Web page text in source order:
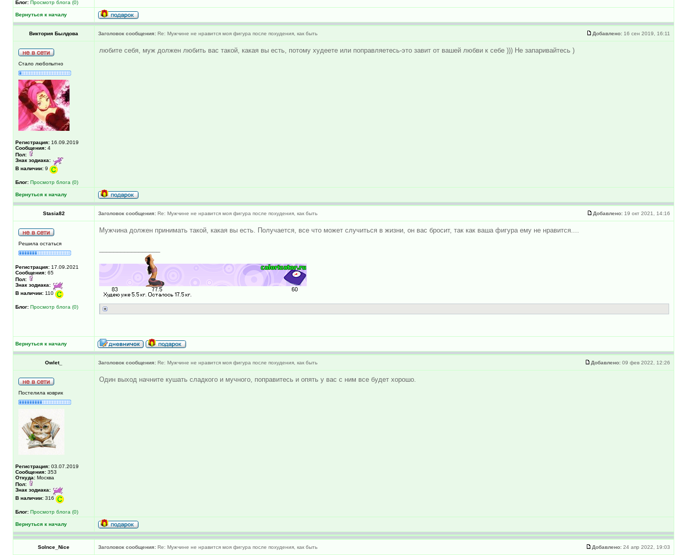
Блог: Просмотр блога (0)
Вернуться к началу
Виктория Былдова Заголовок сообщения: Re: Мужчине не нравится моя фигура после похудения, как быть Добавлено: 16 сен 2019, 16:11
Стало любопытно
Регистрация: 16.09.2019
Сообщения: 4
Пол:
Знак зодиака:
В наличии: 9
Блог: Просмотр блога (0)
любите себя, муж должен любить вас такой, какая вы есть, потому худеете или поправляетесь-это завит от вашей любви к себе ))) Не запаривайтесь )
Вернуться к началу
Stasia82 Заголовок сообщения: Re: Мужчине не нравится моя фигура после похудения, как быть Добавлено: 19 окт 2021, 14:16
Решила остаться
Регистрация: 17.09.2021
Сообщения: 65
Пол:
Знак зодиака:
В наличии: 110
Блог: Просмотр блога (0)
Мужчина должен принимать такой, какая вы есть. Получается, все что может случиться в жизни, он вас бросит, так как ваша фигура ему не нравится....
Вернуться к началу
Оwlet_ Заголовок сообщения: Re: Мужчине не нравится моя фигура после похудения, как быть Добавлено: 09 фев 2022, 12:26
Постелила коврик
Регистрация: 03.07.2019
Сообщения: 353
Откуда: Москва
Пол:
Знак зодиака:
В наличии: 316
Блог: Просмотр блога (0)
Один выход начните кушать сладкого и мучного, поправитесь и опять у вас с ним все будет хорошо.
Вернуться к началу
Solnce_Nice Заголовок сообщения: Re: Мужчине не нравится моя фигура после похудения, как быть Добавлено: 24 апр 2022, 19:03